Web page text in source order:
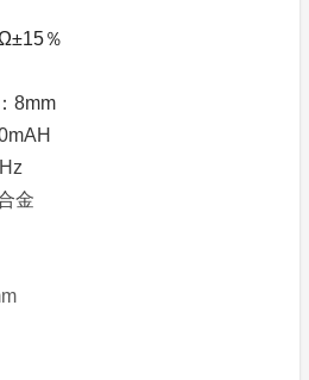
％
8mm
金